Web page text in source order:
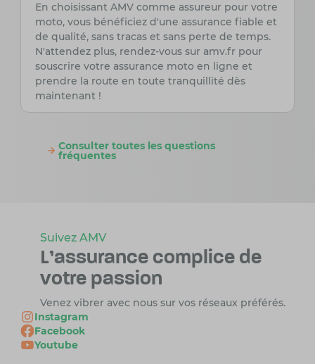
En choisissant AMV comme assureur pour votre
moto, vous bénéficiez d'une assurance fiable et
de qualité, sans tracas et sans perte de temps.
N'attendez plus, rendez-vous sur amv.fr pour
souscrire votre assurance moto en ligne et
prendre la route en toute tranquillité dès
maintenant !
Consulter toutes les questions
fréquentes
Suivez AMV
L'assurance complice de
votre passion
Venez vibrer avec nous sur vos réseaux préférés.
Instagram
Facebook
Youtube